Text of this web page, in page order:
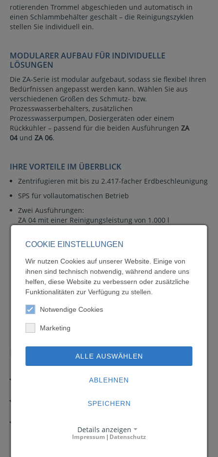
rotierenden Trommel abgeschieden und automatisch in
einen Schlammbehälter geschält – die Reinigungszyklen
stellen Sie individuell ein.
MODULARER AUFBAU FÜR INDIVIDUELLE
LÖSUNGEN
Die ZA-Serie ist modular aufgebaut, sodass sie flexibel Ihren
Bedürfnissen angepasst werden kann. Wählen Sie aus
verschiedenen Größen des Schmutz- bzw.
Prozesswasserbehälters, zusätzlichen
Prozesswasserpumpen, Dosiergeräten oder einem
Rückkühler – passend für die beiden Ausführungen ZA
04 und ZA 06.
IHRE VORTEILE IM ÜBERBLICK
Zentrifugieren mit bis zu 2.417-facher Erdbeschleunigung
SPS für vollautomatischen Betrieb
Zwei Ausführungen:
ZA 04 mit einer Reinigungsleistung von 1.000 l
ZA 06 mit einer Reinigungsleistung von 2.000 l
Prozesswasser pro Stunde
DOWNLOADS
COOKIE EINSTELLUNGEN
Wir nutzen Cookies auf unserer Website. Einige von
ihnen sind technisch notwendig, während andere uns
helfen, diese Website zu verbessern oder zusätzliche
Funktionalitäten zur Verfügung zu stellen.
Notwendige Cookies
Marketing
ALLE AUSWÄHLEN
ABLEHNEN
SPEICHERN
Details anzeigen
Impressum | Datenschutz